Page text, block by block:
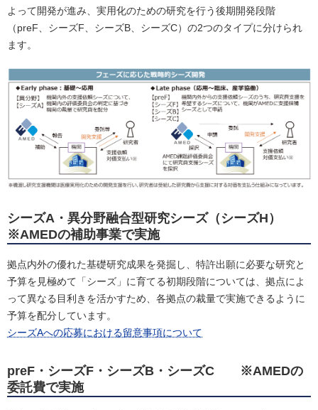
よって開発が進み、実用化のための研究を行う後期開発段階
（preF、シーズF、シーズB、シーズC）の2つのタイプに分けられ
ます。
シーズA・異分野融合型研究シーズ（シーズH）
※AMEDの補助事業で実施
拠点内外の優れた基礎研究成果を発掘し、特許出願に必要な研究と
予算を見極めて「シーズ」に育てる初期段階については、拠点によ
って異なる目利きを活かすため、各拠点の裁量で実施できるように
予算を配分しています。
シーズAへの応募における留意事項について
preF・シーズF・シーズB・シーズC ※AMEDの
委託費で実施